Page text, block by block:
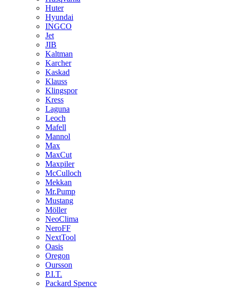
Huter
Hyundai
INGCO
Jet
JIB
Kaltman
Karcher
Kaskad
Klauss
Klingspor
Kress
Laguna
Leoch
Mafell
Mannol
Max
MaxCut
Maxpiler
McCulloch
Mekkan
Mr.Pump
Mustang
Möller
NeoClima
NeroFF
NextTool
Oasis
Oregon
Oursson
P.I.T.
Packard Spence